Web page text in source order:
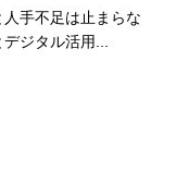
手不足は止まらな
ジタル活用...